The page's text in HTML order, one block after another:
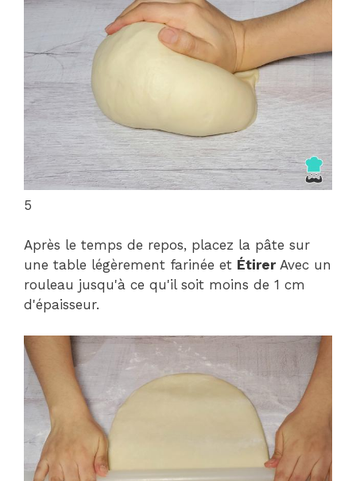
5
Après le temps de repos, placez la pâte sur
une table légèrement farinée et ÉtirerAvec un
rouleau jusqu'à ce qu'il soit moins de 1 cm
d'épaisseur.